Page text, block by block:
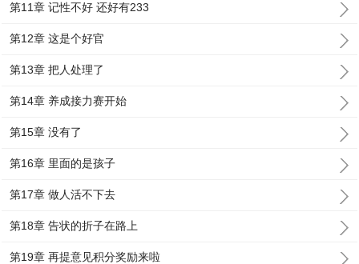
第11章 记性不好 还好有233
第12章 这是个好官
第13章 把人处理了
第14章 养成接力赛开始
第15章 没有了
第16章 里面的是孩子
第17章 做人活不下去
第18章 告状的折子在路上
第19章 再提意见积分奖励来啦